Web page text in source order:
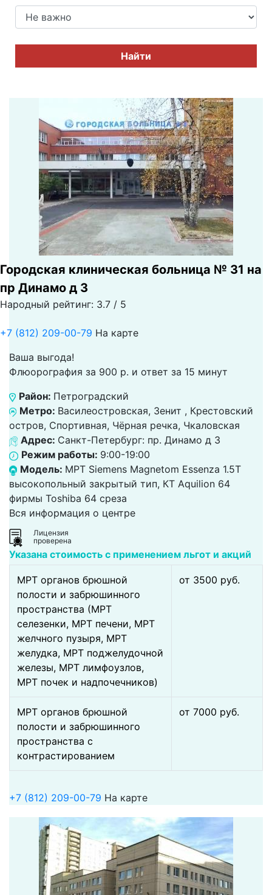
Найти
Городская клиническая больница № 31 на
пр Динамо д 3
Народный рейтинг: 3.7 / 5
+7 (812) 209-00-79 На карте
Ваша выгода!
Флюорография за 900 р. и ответ за 15 минут
Район: Петроградский
Метро: Василеостровская, Зенит , Крестовский
остров, Спортивная, Чёрная речка, Чкаловская
Адрес: Санкт-Петербург: пр. Динамо д 3
Режим работы: 9:00-19:00
Модель: МРТ Siemens Magnetom Essenza 1.5T
высокопольный закрытый тип, КТ Aquilion 64
фирмы Toshiba 64 среза
Вся информация о центре
Лицензия
проверена
Указана стоимость с применением льгот и акций
МРТ органов брюшной
полости и забрюшинного
пространства (МРТ
селезенки, МРТ печени, МРТ
желчного пузыря, МРТ
желудка, МРТ поджелудочной
железы, МРТ лимфоузлов,
МРТ почек и надпочечников)
от 3500 pуб.
МРТ органов брюшной
полости и забрюшинного
пространства с
контрастированием
от 7000 pуб.
+7 (812) 209-00-79 На карте